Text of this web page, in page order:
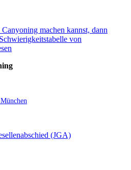
machen kannst, dann
von
(JGA)